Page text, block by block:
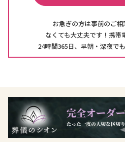
お急ぎの方は事前のご
なくても大丈夫です！携帯
24時間365日、早朝・深夜で